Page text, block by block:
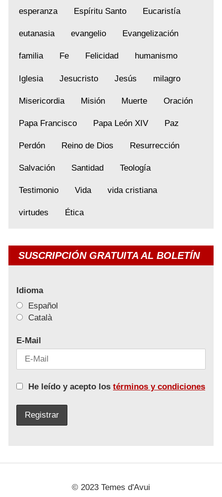
esperanza Espíritu Santo Eucaristía
eutanasia evangelio Evangelización
familia Fe Felicidad humanismo
Iglesia Jesucristo Jesús milagro
Misericordia Misión Muerte Oración
Papa Francisco Papa León XIV Paz
Perdón Reino de Dios Resurrección
Salvación Santidad Teología
Testimonio Vida vida cristiana
virtudes Ética
SUSCRIPCIÓN GRATUITA AL BOLETÍN
Idioma
Español
Català
E-Mail
He leído y acepto los términos y condiciones
© 2023 Temes d'Avui